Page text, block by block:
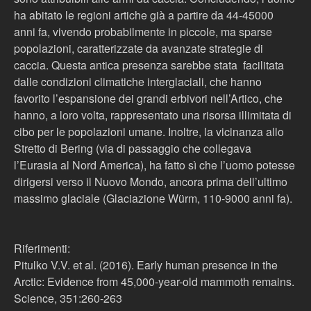
ha abitato le regioni artiche già a partire da 44-45000
anni fa, vivendo probabilmente in piccole, ma sparse
popolazioni, caratterizzate da avanzate strategie di
caccia. Questa antica presenza sarebbe stata facilitata
dalle condizioni climatiche interglaciali, che hanno
favorito l’espansione dei grandi erbivori nell’Artico, che
hanno, a loro volta, rappresentato una risorsa illimitata di
cibo per le popolazioni umane. Inoltre, la vicinanza allo
Stretto di Bering (via di passaggio che collegava
l’Eurasia al Nord America), ha fatto sì che l’uomo potesse
dirigersi verso il Nuovo Mondo, ancora prima dell’ultimo
massimo glaciale (Glaciazione Würm, 110-9000 anni fa).
Riferimenti:
Pitulko V.V. et al. (2016). Early human presence in the
Arctic: Evidence from 45,000-year-old mammoth remains.
Science, 351:260-263